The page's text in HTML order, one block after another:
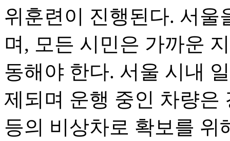
위훈련이 진행된다. 서울
며, 모든 시민은 가까운
동해야 한다. 서울 시내
제되며 운행 중인 차량은
등의 비상차로 확보를 위